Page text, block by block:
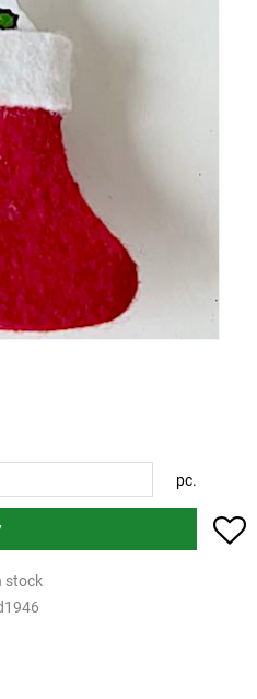
pc.
stock